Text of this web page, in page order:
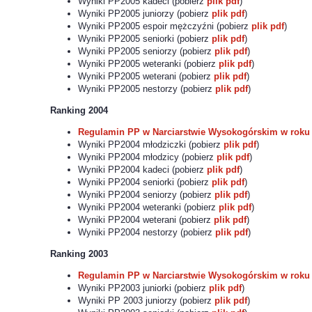
Wyniki PP2005 juniorzy (pobierz plik pdf)
Wyniki PP2005 espoir mężczyźni (pobierz plik pdf)
Wyniki PP2005 seniorki (pobierz plik pdf)
Wyniki PP2005 seniorzy (pobierz plik pdf)
Wyniki PP2005 weteranki (pobierz plik pdf)
Wyniki PP2005 weterani (pobierz plik pdf)
Wyniki PP2005 nestorzy (pobierz plik pdf)
Ranking 2004
Regulamin PP w Narciarstwie Wysokogórskim w roku
Wyniki PP2004 młodziczki (pobierz plik pdf)
Wyniki PP2004 młodzicy (pobierz plik pdf)
Wyniki PP2004 kadeci (pobierz plik pdf)
Wyniki PP2004 seniorki (pobierz plik pdf)
Wyniki PP2004 seniorzy (pobierz plik pdf)
Wyniki PP2004 weteranki (pobierz plik pdf)
Wyniki PP2004 weterani (pobierz plik pdf)
Wyniki PP2004 nestorzy (pobierz plik pdf)
Ranking 2003
Regulamin PP w Narciarstwie Wysokogórskim w roku
Wyniki PP2003 juniorki (pobierz plik pdf)
Wyniki PP 2003 juniorzy (pobierz plik pdf)